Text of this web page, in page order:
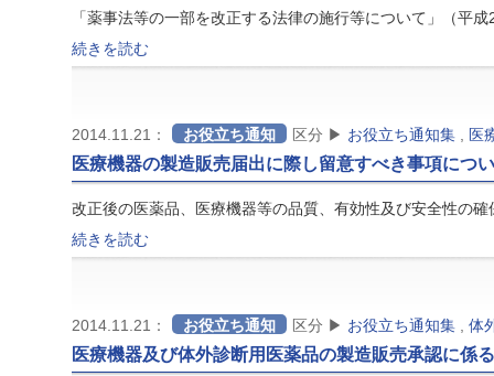
「薬事法等の一部を改正する法律の施行等について」（平
続きを読む
2014.11.21： お役立ち通知 区分 ▶ お役立ち通知集 医
医療機器の製造販売届出に際し留意すべき事項につ
改正後の医薬品、医療機器等の品質、有効性及び安全性の
続きを読む
2014.11.21： お役立ち通知 区分 ▶ お役立ち通知集 体
医療機器及び体外診断用医薬品の製造販売承認に係